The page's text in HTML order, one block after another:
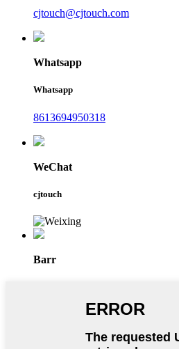
cjtouch@cjtouch.com
Whatsapp
Whatsapp
8613694950318
WeChat
cjtouch
Barr